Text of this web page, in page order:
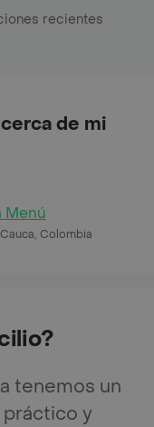
recientes
de mi
Menú
Colombia
tenemos un
y